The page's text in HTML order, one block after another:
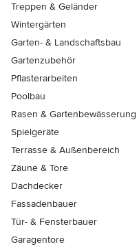
Treppen & Geländer
Wintergärten
Garten- & Landschaftsbau
Gartenzubehör
Pflasterarbeiten
Poolbau
Rasen & Gartenbewässerung
Spielgeräte
Terrasse & Außenbereich
Zäune & Tore
Dachdecker
Fassadenbauer
Tür- & Fensterbauer
Garagentore